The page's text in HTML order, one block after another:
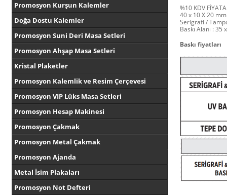
Promosyon Kurşun Kalemler
Doğa Dostu Kalemler
Promosyon Suni Deri Masa Setleri
Promosyon Ahşap Masa Setleri
Kristal Plaketler
Promosyon Kalemlik ve Resim Çerçevesi
Promosyon VIP Lüks Masa Setleri
Promosyon Hesap Makinesi
Promosyon Çakmak
Promosyon Metal Çakmak
Promosyon Ajanda
Metal İsim Plakaları
Promosyon Not Defteri
%10 KDV
40 x 10 X 20
Serigrafi /
Baskı Alanı : 35
Baskı fiyatları